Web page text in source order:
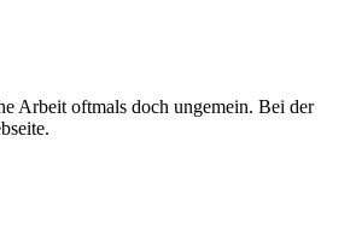
Arbeit oftmals doch ungemein. Bei der